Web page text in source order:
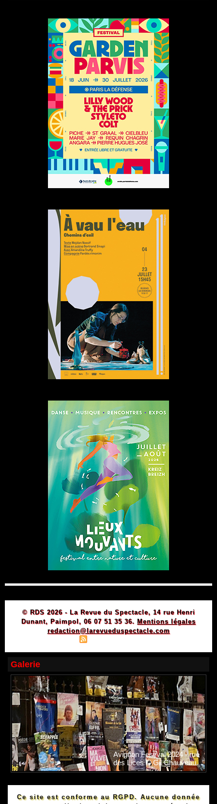
© RDS 2026 - La Revue du Spectacle, 14 rue Henri
Dunant, Paimpol, 06 07 51 35 36. Mentions légales
redaction@larevueduspectacle.com
Galerie
Avignon Festival 2024 - rue
des Lices © Gil Chauveau.
Ce site est conforme au RGPD. Aucune donnée